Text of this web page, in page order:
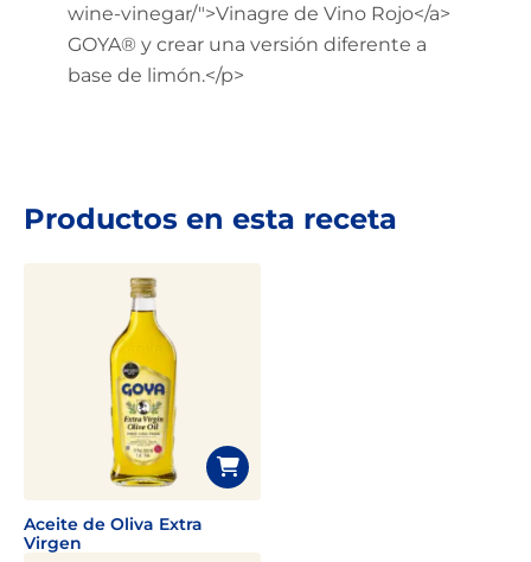
wine-vinegar/">Vinagre de Vino Rojo</a>
GOYA® y crear una versión diferente a
base de limón.</p>
Productos en esta receta
Aceite de Oliva Extra
Virgen